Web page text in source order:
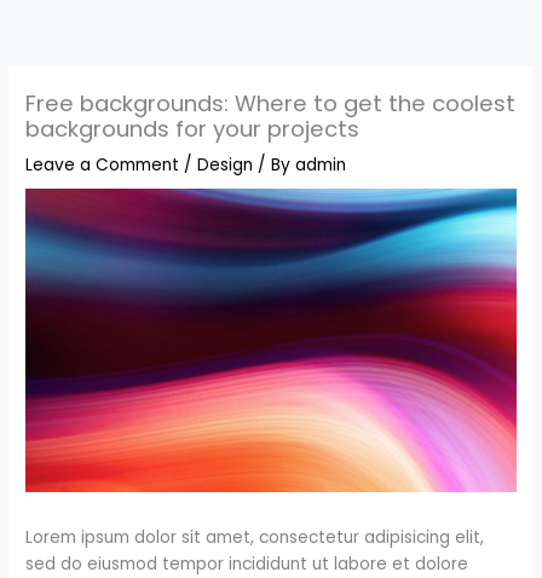
Free backgrounds: Where to get the coolest
backgrounds for your projects
Leave a Comment /Design / Byadmin
Lorem ipsum dolor sit amet, consectetur adipisicing elit,
sed do eiusmod tempor incididunt ut labore et dolore